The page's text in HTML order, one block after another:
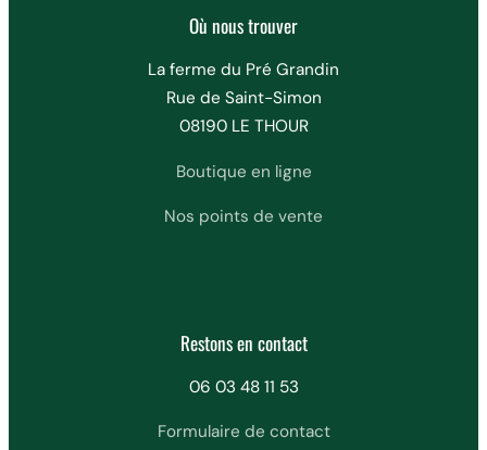
Où nous trouver
La ferme du Pré Grandin
Rue de Saint-Simon
08190 LE THOUR
Boutique en ligne
Nos points de vente
Restons en contact
06 03 48 11 53
Formulaire de contact